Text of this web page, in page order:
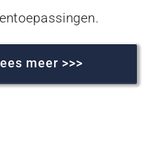
meer >>>